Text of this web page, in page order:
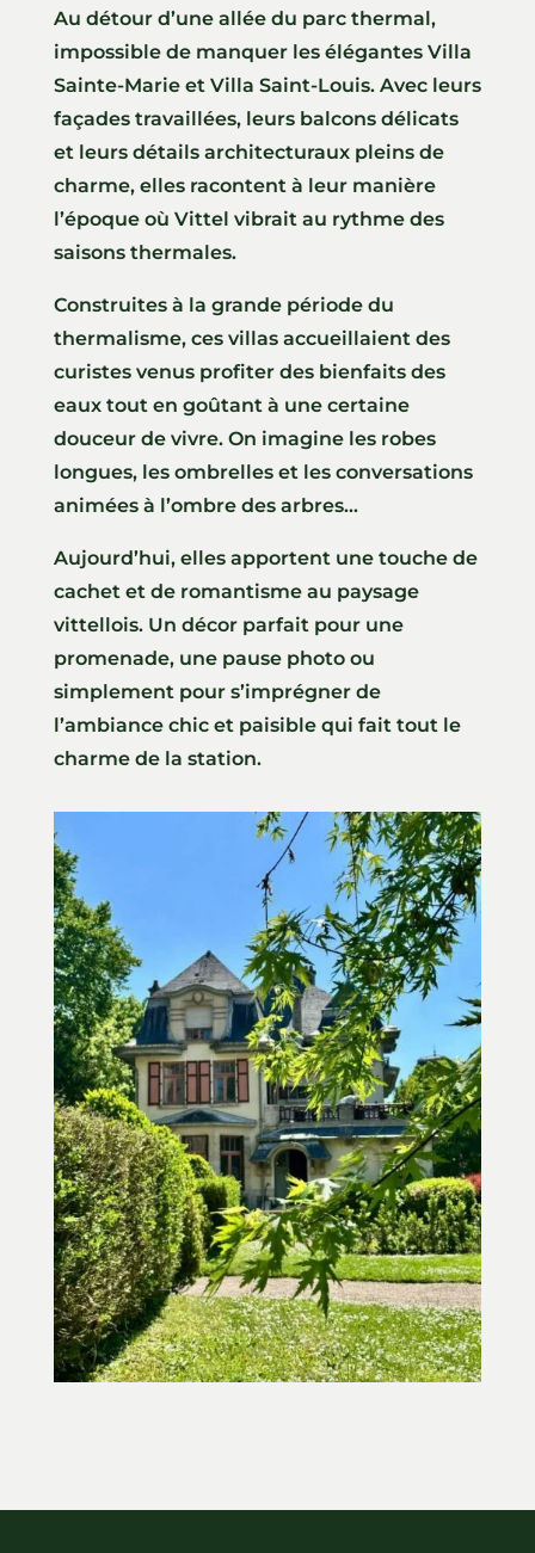
Au détour d’une allée du parc thermal,
impossible de manquer les élégantes Villa
Sainte-Marie et Villa Saint-Louis. Avec leurs
façades travaillées, leurs balcons délicats
et leurs détails architecturaux pleins de
charme, elles racontent à leur manière
l’époque où Vittel vibrait au rythme des
saisons thermales.
Construites à la grande période du
thermalisme, ces villas accueillaient des
curistes venus profiter des bienfaits des
eaux tout en goûtant à une certaine
douceur de vivre. On imagine les robes
longues, les ombrelles et les conversations
animées à l’ombre des arbres…
Aujourd’hui, elles apportent une touche de
cachet et de romantisme au paysage
vittellois. Un décor parfait pour une
promenade, une pause photo ou
simplement pour s’imprégner de
l’ambiance chic et paisible qui fait tout le
charme de la station.